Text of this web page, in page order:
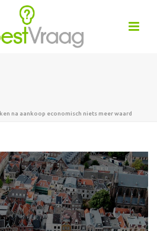
na aankoop economisch niets meer waard